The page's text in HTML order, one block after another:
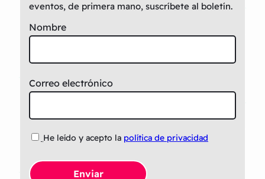
eventos, de primera mano, suscríbete al boletín.
Nombre
Correo electrónico
He leído y acepto la política de privacidad